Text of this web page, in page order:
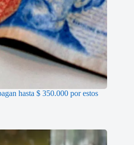
hasta $ 350.000 por estos